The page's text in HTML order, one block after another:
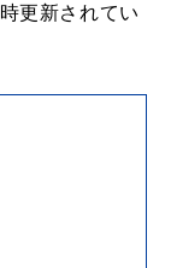
更新されてい